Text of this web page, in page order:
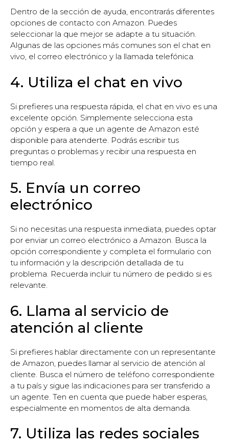
Dentro de la sección de ayuda, encontrarás diferentes
opciones de contacto con Amazon. Puedes
seleccionar la que mejor se adapte a tu situación.
Algunas de las opciones más comunes son el chat en
vivo, el correo electrónico y la llamada telefónica.
4. Utiliza el chat en vivo
Si prefieres una respuesta rápida, el chat en vivo es una
excelente opción. Simplemente selecciona esta
opción y espera a que un agente de Amazon esté
disponible para atenderte. Podrás escribir tus
preguntas o problemas y recibir una respuesta en
tiempo real.
5. Envía un correo
electrónico
Si no necesitas una respuesta inmediata, puedes optar
por enviar un correo electrónico a Amazon. Busca la
opción correspondiente y completa el formulario con
tu información y la descripción detallada de tu
problema. Recuerda incluir tu número de pedido si es
relevante.
6. Llama al servicio de
atención al cliente
Si prefieres hablar directamente con un representante
de Amazon, puedes llamar al servicio de atención al
cliente. Busca el número de teléfono correspondiente
a tu país y sigue las indicaciones para ser transferido a
un agente. Ten en cuenta que puede haber esperas,
especialmente en momentos de alta demanda.
7. Utiliza las redes sociales